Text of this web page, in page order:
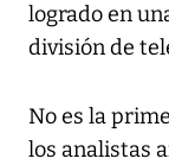
logrado en
división de
No es la
los analistas